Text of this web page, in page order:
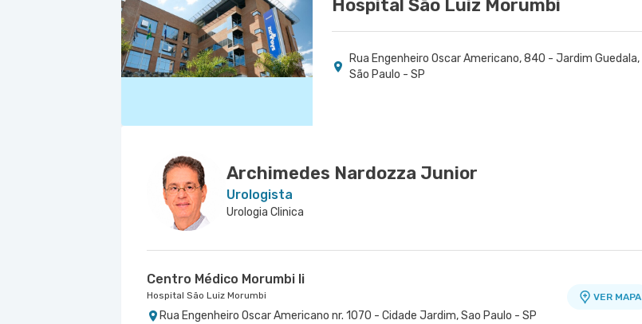
Hospital São Luiz Morumbi
Rua Engenheiro Oscar Americano, 840 - Jardim Guedala,
São Paulo - SP
Archimedes Nardozza Junior
Urologista
Urologia Clinica
Centro Médico Morumbi Ii
Hospital São Luiz Morumbi
Rua Engenheiro Oscar Americano nr. 1070 - Cidade Jardim, Sao Paulo - SP
VER MAPA